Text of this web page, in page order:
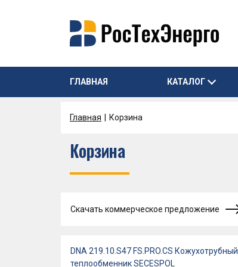
ГЛАВНАЯ КАТАЛОГ
Главная Корзина
Корзина
Скачать коммерческое предложение
DNA 219.10.S47 FS.PRO.CS Кожухотрубный
теплообменник SECESPOL